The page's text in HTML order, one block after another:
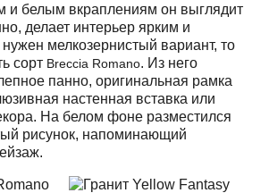
и белым вкраплениям он выглядит
делает интерьер ярким и
мелкозернистый вариант, то
сорт Breccia Romano. Из него
панно, оригинальная рамка
настенная вставка или
На белом фоне разместился
рисунок, напоминающий